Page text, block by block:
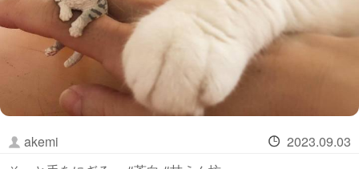
akemi
2023.09.03